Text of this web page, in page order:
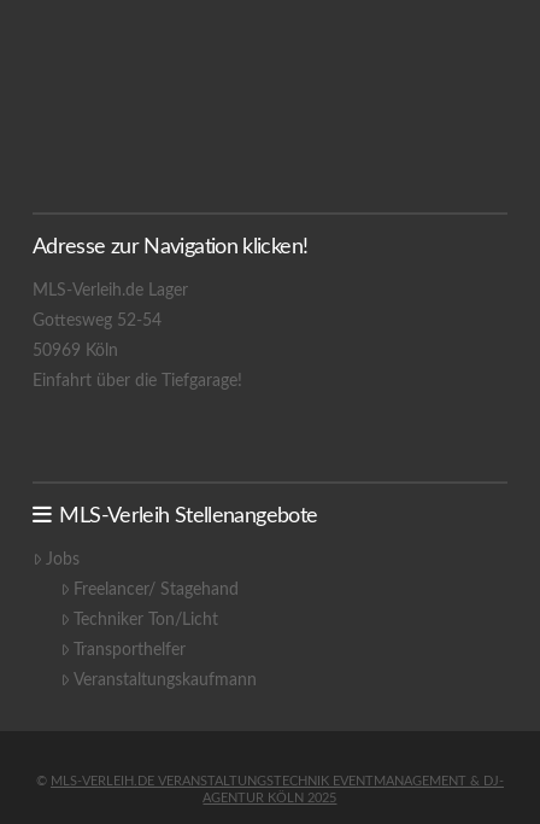
Adresse zur Navigation klicken!
MLS-Verleih.de Lager
Gottesweg 52-54
50969 Köln
Einfahrt über die Tiefgarage!
MLS-Verleih Stellenangebote
Jobs
Freelancer/ Stagehand
Techniker Ton/Licht
Transporthelfer
Veranstaltungskaufmann
© MLS-VERLEIH.DE VERANSTALTUNGSTECHNIK EVENTMANAGEMENT & DJ-
AGENTUR KÖLN 2025